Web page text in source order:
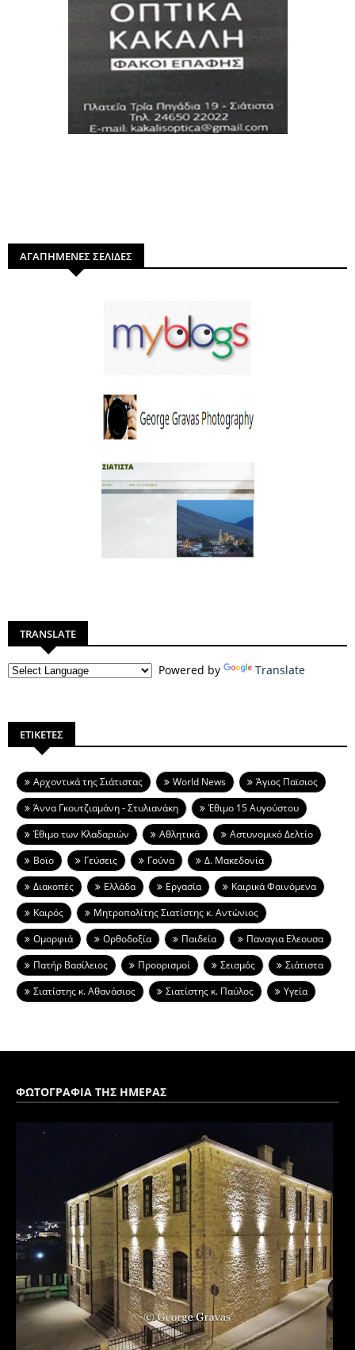
ΑΓΑΠΗΜΕΝΕΣ ΣΕΛΙΔΕΣ
TRANSLATE
Powered by Translate
ΕΤΙΚΕΤΕΣ
Aρχοντικά της Σιάτιστας World News
Άγιος Παϊσιος
Άννα Γκουτζιαμάνη - Στυλιανάκη
Έθιμο 15 Αυγούστου
Έθιμο των Κλαδαριών
Αθλητικά
Αστυνομικό Δελτίο
Βοϊο
Γεύσεις Γούνα
Δ. Μακεδονία
Διακοπές
Ελλάδα Εργασία
Καιρικά Φαινόμενα
Καιρός
Μητροπολίτης Σιατίστης κ. Αντώνιος
Ομορφιά
Ορθοδοξία Παιδεία
Παναγια Ελεουσα
Πατήρ Βασίλειος
Προορισμοί Σεισμός
Σιάτιστα
Σιατίστης κ. Αθανάσιος
Σιατίστης κ. Παύλος Υγεία
ΦΩΤΟΓΡΑΦΙΑ ΤΗΣ ΗΜΕΡΑΣ